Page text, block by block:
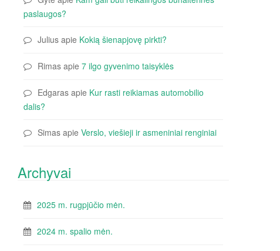
paslaugos?
Julius apie Kokią šienapjovę pirkti?
Rimas apie 7 ilgo gyvenimo taisyklės
Edgaras apie Kur rasti reikiamas automobilio
dalis?
Simas apie Verslo, viešieji ir asmeniniai renginiai
Archyvai
2025 m. rugpjūčio mėn.
2024 m. spalio mėn.